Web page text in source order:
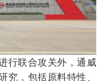
行联合攻关外，通威
究，包括原料特性、